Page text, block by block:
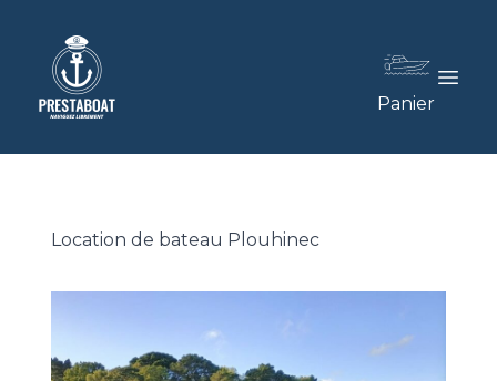
Panier
Location de bateau Plouhinec